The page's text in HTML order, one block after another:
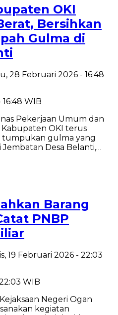
OKI
Bersihkan
Gulma di
28 Februari 2026 - 16:48
WIB
Pekerjaan Umum dan
Kabupaten OKI terus
tumpukan gulma yang
Desa Belanti,…
Barang
PNBP
19 Februari 2026 - 22:03
WIB
Negeri Ogan
kegiatan